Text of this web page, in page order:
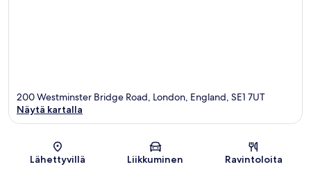
Kartta
200 Westminster Bridge Road, London, England, SE1 7UT
Näytä kartalla
Lähettyvillä Liikkuminen Ravintoloita